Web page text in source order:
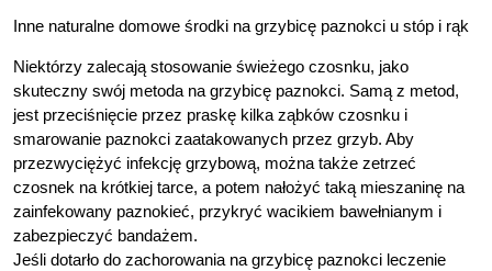
Inne naturalne domowe środki na grzybicę paznokci u stóp i rąk
Niektórzy zalecają stosowanie świeżego czosnku, jako
skuteczny swój metoda na grzybicę paznokci. Samą z metod,
jest przeciśnięcie przez praskę kilka ząbków czosnku i
smarowanie paznokci zaatakowanych przez grzyb. Aby
przezwyciężyć infekcję grzybową, można także zetrzeć
czosnek na krótkiej tarce, a potem nałożyć taką mieszaninę na
zainfekowany paznokieć, przykryć wacikiem bawełnianym i
zabezpieczyć bandażem.
Jeśli dotarło do zachorowania na grzybicę paznokci leczenie